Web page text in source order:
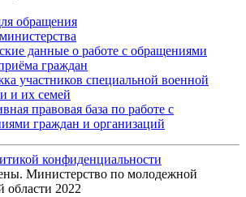
обращения
данные о работе с обращениями
граждан
участников специальной военной
и их семей
правовая база по работе с
граждан и организаций
конфиденциальности
Министерство по молодежной
области 2022